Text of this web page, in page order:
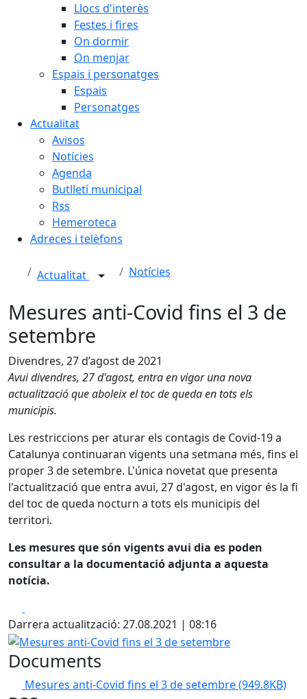
Llocs d'interès
Festes i fires
On dormir
On menjar
Espais i personatges
Espais
Personatges
Actualitat
Avisos
Notícies
Agenda
Butlletí municipal
Rss
Hemeroteca
Adreces i telèfons
Actualitat Notícies
Mesures anti-Covid fins el 3 de
setembre
Divendres, 27 d’agost de 2021
Avui divendres, 27 d'agost, entra en vigor una nova
actualització que aboleix el toc de queda en tots els
municipis.
Les restriccions per aturar els contagis de Covid-19 a
Catalunya continuaran vigents una setmana més, fins el
proper 3 de setembre. L'única novetat que presenta
l'actualització que entra avui, 27 d'agost, en vigor és la fi
del toc de queda nocturn a tots els municipis del
territori.
Les mesures que són vigents avui dia es poden
consultar a la documentació adjunta a aquesta
notícia.
Darrera actualització: 27.08.2021 | 08:16
Mesures anti-Covid fins el 3 de setembre
Documents
Mesures anti-Covid fins el 3 de setembre(949.8KB)